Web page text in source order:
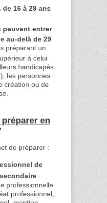
16 à 29 ans
peuvent entrer
au-delà de 29
préparant un
à celui
handicapés
les personnes
création ou de
en
de préparer :
de
:
professionnelle
professionnel,